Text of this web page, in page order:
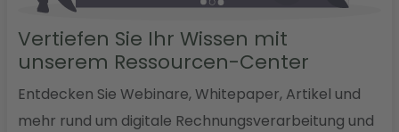
Vertiefen Sie Ihr Wissen mit
unserem Ressourcen-Center
Entdecken Sie Webinare, Whitepaper, Artikel und
mehr rund um digitale Rechnungsverarbeitung und